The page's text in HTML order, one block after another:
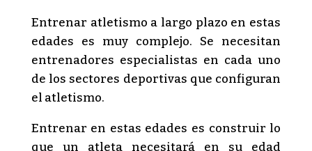
Entrenar atletismo a largo plazo en estas
edades es muy complejo. Se necesitan
entrenadores especialistas en cada uno
de los sectores deportivas que configuran
el atletismo.
Entrenar en estas edades es construir lo
que un atleta necesitará en su edad